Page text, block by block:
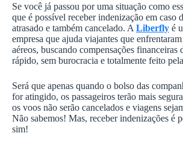
Se você já passou por uma situação como
que é possível receber indenização em caso
atrasado e também cancelado. A Liberfly é
empresa que ajuda viajantes que
aéreos, buscando compensações financeiras
rápido, sem burocracia e totalmente feito
Será que apenas quando o bolso das
for atingido, os passageiros terão mais
os voos não serão cancelados e viagens
Não sabemos! Mas, receber indenizações é
sim!